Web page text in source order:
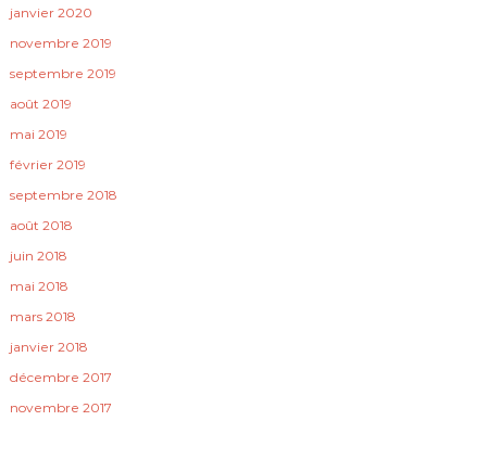
janvier 2020
novembre 2019
septembre 2019
août 2019
mai 2019
février 2019
septembre 2018
août 2018
juin 2018
mai 2018
mars 2018
janvier 2018
décembre 2017
novembre 2017